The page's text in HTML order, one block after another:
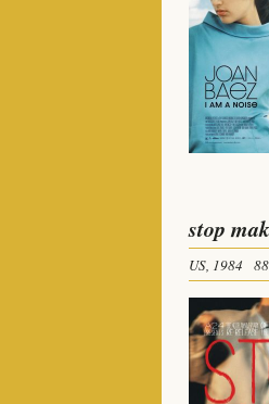
stop
US, 1984